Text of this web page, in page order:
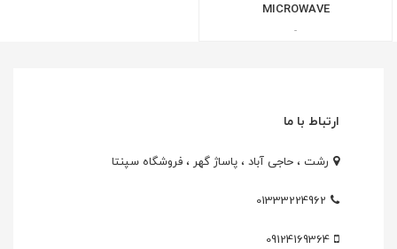
MICROWAVE
-
ارتباط با ما
رشت ، حاجی آباد ، پاساژ گهر ، فروشگاه سپنتا
01333224962
09124169364